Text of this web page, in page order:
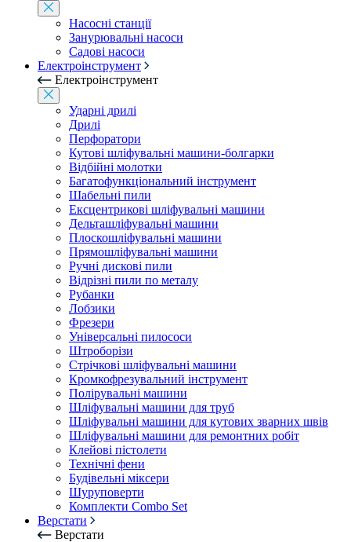
Насосні станції
Занурювальні насоси
Садові насоси
Електроінструмент
Електроінструмент
Ударні дрилі
Дрилі
Перфоратори
Кутові шліфувальні машини-болгарки
Відбійні молотки
Багатофункціональний інструмент
Шабельні пили
Ексцентрикові шліфувальні машини
Дельташліфувальні машини
Плоскошліфувальні машини
Прямошліфувальні машини
Ручні дискові пили
Відрізні пили по металу
Рубанки
Лобзики
Фрезери
Універсальні пилососи
Штроборізи
Стрічкові шліфувальні машини
Кромкофрезувальний інструмент
Полірувальні машини
Шліфувальні машини для труб
Шліфувальні машини для кутових зварних швів
Шліфувальні машини для ремонтних робіт
Клейові пістолети
Технічні фени
Будівельні міксери
Шуруповерти
Комплекти Combo Set
Верстати
Верстати